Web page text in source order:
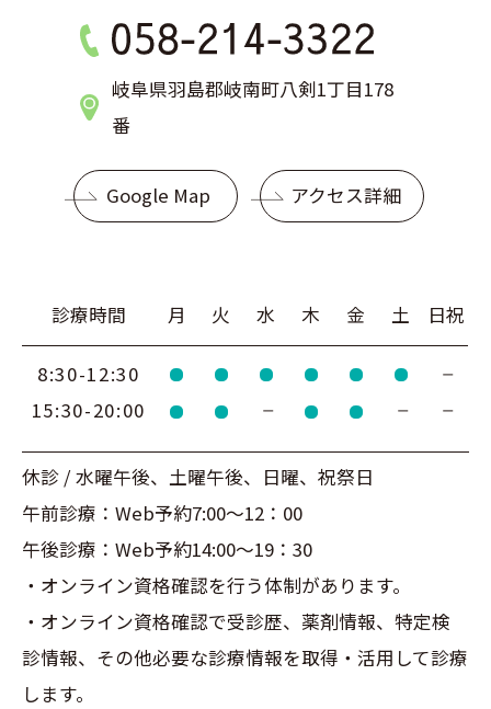
岐阜県羽島郡岐南町八剣1丁目178
番
Google Map アクセス詳細
診療時間 月 火 水 木 金 土 日祝
8:30-12:30
15:30-20:00
休診 / 水曜午後、土曜午後、日曜、祝祭日
午前診療：Web予約7:00～12：00
午後診療：Web予約14:00～19：30
・オンライン資格確認を行う体制があります。
・オンライン資格確認で受診歴、薬剤情報、特定検
診情報、その他必要な診療情報を取得・活用して診療
します。